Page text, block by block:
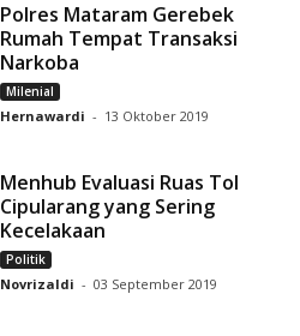
Polres Mataram Gerebek
Rumah Tempat Transaksi
Narkoba
Milenial
Hernawardi - 13 Oktober 2019
Menhub Evaluasi Ruas Tol
Cipularang yang Sering
Kecelakaan
Politik
Novrizaldi - 03 September 2019